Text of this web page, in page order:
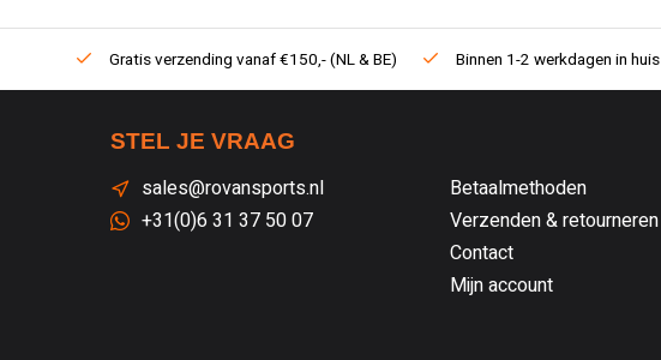
Gratis verzending vanaf €150,- (NL & BE) Binnen 1-2 werkdagen in huis
STEL JE VRAAG
sales@rovansports.nl
+31(0)6 31 37 50 07
Betaalmethoden
Verzenden & retourneren
Contact
Mijn account